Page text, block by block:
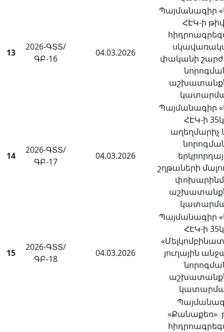
13
2026-ԳՏՏ/
ԳԲ-16
04.03.2026
Պայմանագիր
ՀԷԿ-ի
փականի
14
2026-ԳՏՏ/
ԳԲ-17
04.03.2026
Պայմանագիր
ՀԷԿ-ի
աղեղմարիչ
շղթաների
15
2026-ԳՏՏ/
ԳԲ-18
04.03.2026
Պայմանագիր
ՀԷԿ-ի
յուղային
«Քանաքեռ»